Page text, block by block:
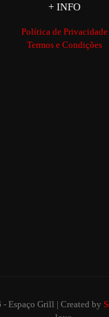
+ INFO
Política de Privacidade
Termos e Condições
Espaço Grill | Created by